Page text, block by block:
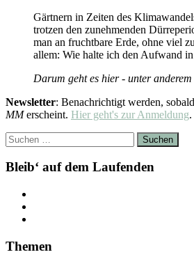
Gärtnern in Zeiten des
trotzen den zunehmenden
man an fruchtbare Erde, ohne viel
allem: Wie halte ich den Aufwand
Darum geht es hier - unter
Newsletter: Benachrichtigt werden,
MMerscheint. Hier geht's zur Anmeldung.
Suchen
nach:
Bleib‘ auf dem Laufenden
Themen